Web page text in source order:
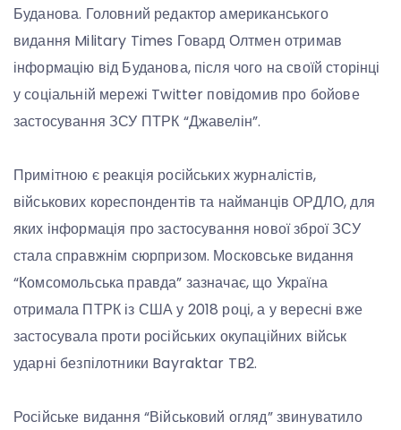
Буданова. Головний редактор американського
видання Military Times Говард Олтмен отримав
інформацію від Буданова, після чого на своїй сторінці
у соціальній мережі Twitter повідомив про бойове
застосування ЗСУ ПТРК “Джавелін”.
Примітною є реакція російських журналістів,
військових кореспондентів та найманців ОРДЛО, для
яких інформація про застосування нової зброї ЗСУ
стала справжнім сюрпризом. Московське видання
“Комсомольська правда” зазначає, що Україна
отримала ПТРК із США у 2018 році, а у вересні вже
застосувала проти російських окупаційних військ
ударні безпілотники Bayraktar TB2.
Російське видання “Військовий огляд” звинуватило